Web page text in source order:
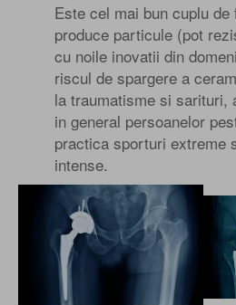
Este cel mai bun cuplu
produce particule (pot
cu noile inovatii din
riscul de spargere a
la traumatisme si sarituri,
in general persoanelor
practica sporturi extreme
intense.